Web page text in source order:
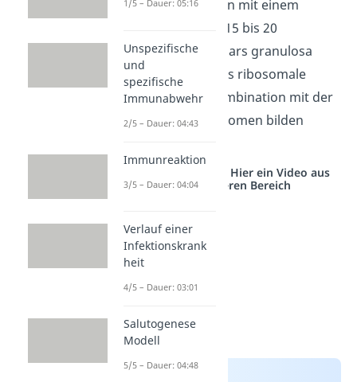
gekörnten Partikeln mit einem
Durchmesser von 15 bis 20
Nanometern. Die Pars granulosa
enthält größtenteils ribosomale
Proteine, die in Kombination mit der
rRNA die Prä-Ribosomen bilden
Studyflix vernetzt: Hier ein Video aus
einem anderen Bereich
1/5 – Dauer: 05:16
Unspezifische
und
spezifische
Immunabwehr
2/5 – Dauer: 04:43
Immunreaktion
3/5 – Dauer: 04:04
Verlauf einer
Infektionskrank
heit
4/5 – Dauer: 03:01
Salutogenese
Modell
5/5 – Dauer: 04:48